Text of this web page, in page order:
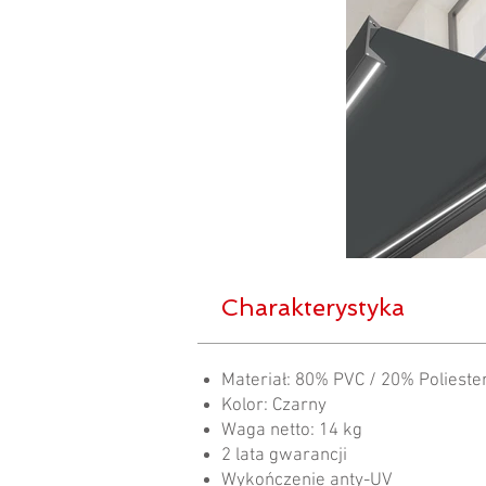
Charakterystyka
Materiał: 80% PVC / 20%
Kolor: Czarny
Waga netto: 14 kg
2 lata gwarancji
Wykończenie anty-UV